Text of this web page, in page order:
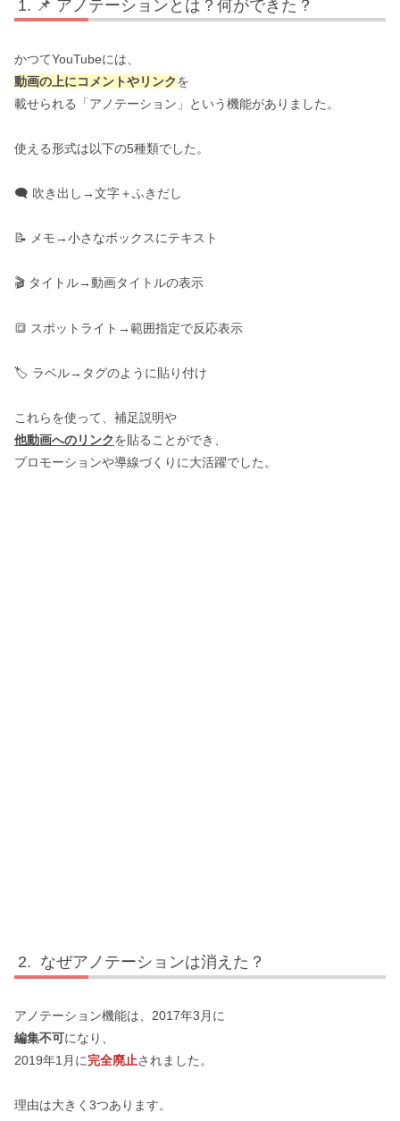
📌 アノテーションとは？何ができた？
かつてYouTubeには、
動画の上にコメントやリンクを
載せられる「アノテーション」という機能がありました。
使える形式は以下の5種類でした。
🗨 吹き出し→文字＋ふきだし
📝 メモ→小さなボックスにテキスト
🎬 タイトル→動画タイトルの表示
🔳 スポットライト→範囲指定で反応表示
🏷 ラベル→タグのように貼り付け
これらを使って、補足説明や
他動画へのリンクを貼ることができ、
プロモーションや導線づくりに大活躍でした。
なぜアノテーションは消えた？
アノテーション機能は、2017年3月に
編集不可になり、
2019年1月に完全廃止されました。
理由は大きく3つあります。